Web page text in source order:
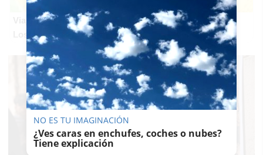
Viaja sin visado
Los pasaportes que más puertas abren ¿está el tuyo?
NO ES TU IMAGINACIÓN
¿Ves caras en enchufes, coches o nubes?
Tiene explicación